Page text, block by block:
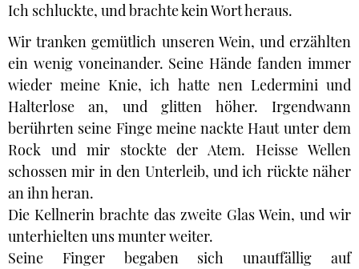
Ich schluckte, und brachte kein Wort heraus.
Wir tranken gemütlich unseren Wein, und erzählten
ein wenig voneinander. Seine Hände fanden immer
wieder meine Knie, ich hatte nen Ledermini und
Halterlose an, und glitten höher. Irgendwann
berührten seine Finge meine nackte Haut unter dem
Rock und mir stockte der Atem. Heisse Wellen
schossen mir in den Unterleib, und ich rückte näher
an ihn heran.
Die Kellnerin brachte das zweite Glas Wein, und wir
unterhielten uns munter weiter.
Seine Finger begaben sich unauffällig auf